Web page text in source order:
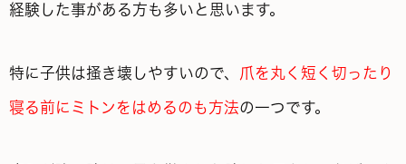
経験した事がある方も多いと思います。
特に子供は掻き壊しやすいので、 爪を丸く短く切ったり
寝る前にミトンをはめるのも方法の一つです。